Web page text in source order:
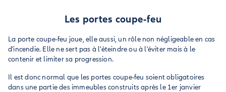
Les portes coupe-feu
La porte coupe-feu joue, elle aussi, un rôle non négligeable en cas
d'incendie. Elle ne sert pas à l'éteindre ou à l'éviter mais à le
contenir et limiter sa progression.
Il est donc normal que les portes coupe-feu soient obligatoires
dans une partie des immeubles construits après le 1er janvier